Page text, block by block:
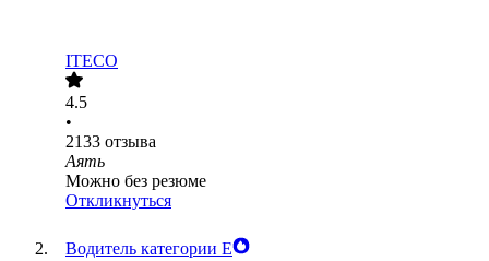
ITECO
4.5
•
2133 отзыва
Аять
Можно без резюме
Откликнуться
Водитель категории Е